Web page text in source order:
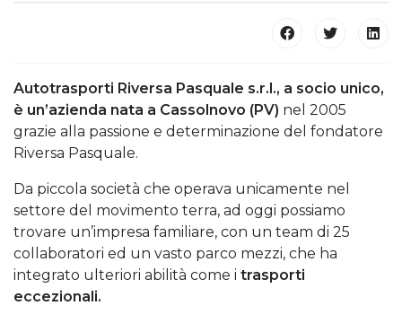
Autotrasporti Riversa Pasquale s.r.l., a socio unico,
è un’azienda nata a Cassolnovo (PV) nel 2005
grazie alla passione e determinazione del fondatore
Riversa Pasquale.
Da piccola società che operava unicamente nel
settore del movimento terra, ad oggi possiamo
trovare un’impresa familiare, con un team di 25
collaboratori ed un vasto parco mezzi, che ha
integrato ulteriori abilità come i trasporti
eccezionali.